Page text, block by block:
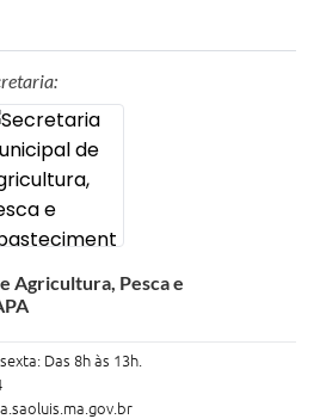
Agricultura, Pesca e
Das 8h às 13h.